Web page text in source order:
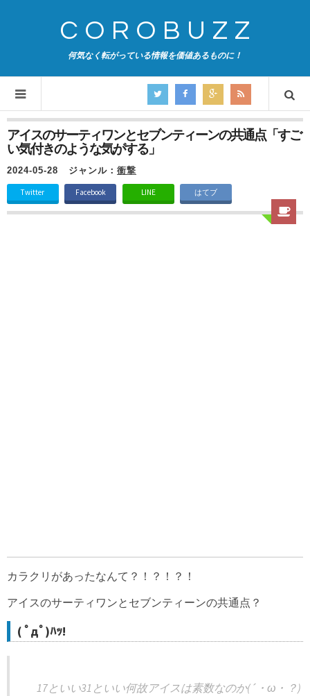
COROBUZZ
何気なく転がっている情報を価値あるものに！
アイスのサーティワンとセブンティーンの共通点「すご
い気付きのような気がする」
2024-05-28 ジャンル： 衝撃
Twitter Facebook LINE はてブ
カラクリがあったなんて？！？！？！
アイスのサーティワンとセブンティーンの共通点？
( ﾟдﾟ)ﾊｯ!
17といい31といい何故アイスは素数なのか(´・ω・？)